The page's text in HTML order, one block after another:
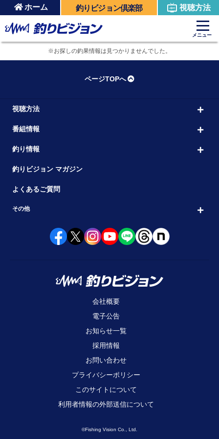
ホーム 釣りビジョン倶楽部 視聴方法
メニュー
※お探しの釣果情報は見つかりませんでした。
ページTOPへ
視聴方法
番組情報
釣り情報
釣りビジョン マガジン
よくあるご質問
その他
会社概要
電子公告
お知らせ一覧
採用情報
お問い合わせ
プライバシーポリシー
このサイトについて
利用者情報の外部送信について
©Fishing Vision Co., Ltd.